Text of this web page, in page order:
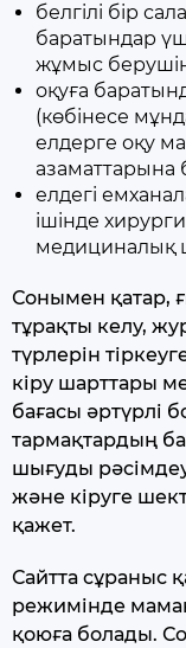
белгілі бір
баратындар
жұмыс
оқуға
(көбінесе
елдерге оқу
азаматтарына
елдегі
ішінде
медициналық
Сонымен қатар,
тұрақты келу,
түрлерін
кіру шарттары
бағасы әртүрлі
тармақтардың
шығуды
және кіруге
қажет.
Сайтта сұраныс
режимінде
қоюға болады.